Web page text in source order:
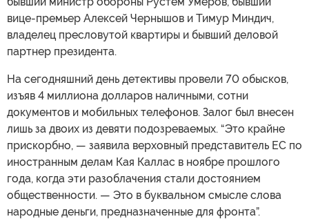
вице-премьер Алексей Чернышов и Тимур Миндич,
владелец пресловутой квартиры и бывший деловой
партнер президента.
На сегодняшний день детективы провели 70 обысков,
изъяв 4 миллиона долларов наличными, сотни
документов и мобильных телефонов. Залог был внесен
лишь за двоих из девяти подозреваемых. “Это крайне
прискорбно, — заявила верховный представитель ЕС по
иностранным делам Кая Каллас в ноябре прошлого
года, когда эти разоблачения стали достоянием
общественности. — Это в буквальном смысле слова
народные деньги, предназначенные для фронта”.